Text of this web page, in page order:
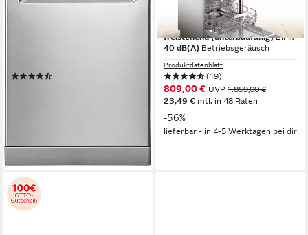
Ecosilent 9760
SMS6ZCI16E
60 x 84,5 x 60 cm B/H/T
freistehend (unterbaufähig) Einbauart
40 dB(A) Betriebsgeräusch
Produktdatenblatt
(19)
809,00 € UVP 1.859,00 €
23,49 € mtl. in 48 Raten
-56%
lieferbar - in 4-5 Werktagen bei dir